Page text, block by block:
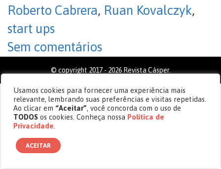
Roberto Cabrera, Ruan Kovalczyk,
start ups
Sem comentários
© copyright 2017 - 2026 Revista Cásper.
Usamos cookies para fornecer uma experiência mais
relevante, lembrando suas preferências e visitas repetidas.
Ao clicar em “Aceitar”, você concorda com o uso de
TODOS os cookies. Conheça nossa Política de
Privacidade
ACEITAR